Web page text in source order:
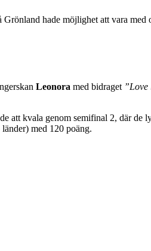
hade möjlighet att vara
Leonora med bidraget ”Love
att kvala genom semifinal 2, där de
med 120 poäng.